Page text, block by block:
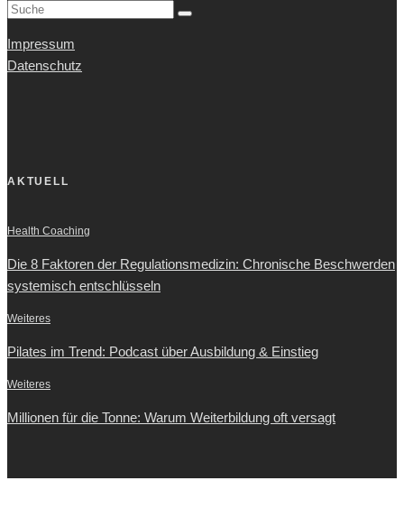
Impressum
Datenschutz
AKTUELL
Health Coaching
Die 8 Faktoren der Regulationsmedizin: Chronische Beschwerden
systemisch entschlüsseln
Weiteres
Pilates im Trend: Podcast über Ausbildung & Einstieg
Weiteres
Millionen für die Tonne: Warum Weiterbildung oft versagt